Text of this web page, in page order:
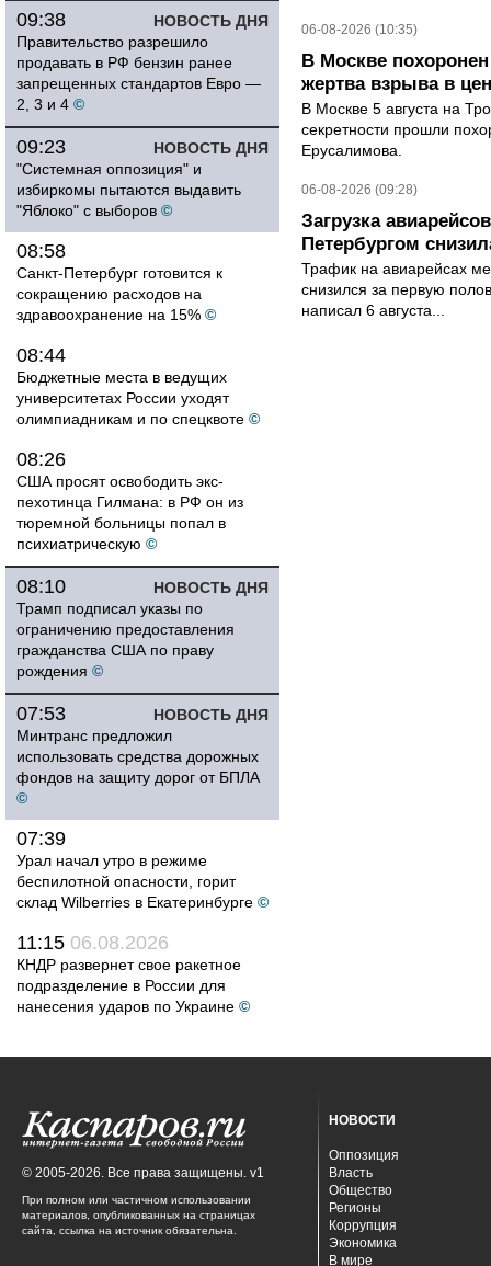
НОВОСТЬ ДНЯ
09:38
Правительство разрешило
продавать в РФ бензин ранее
запрещенных стандартов Евро —
2, 3 и 4 ©
НОВОСТЬ ДНЯ
09:23
"Системная оппозиция" и
избиркомы пытаются выдавить
"Яблоко" с выборов ©
08:58
Санкт-Петербург готовится к
сокращению расходов на
здравоохранение на 15% ©
08:44
Бюджетные места в ведущих
университетах России уходят
олимпиадникам и по спецквоте ©
08:26
США просят освободить экс-
пехотинца Гилмана: в РФ он из
тюремной больницы попал в
психиатрическую ©
НОВОСТЬ ДНЯ
08:10
Трамп подписал указы по
ограничению предоставления
гражданства США по праву
рождения ©
НОВОСТЬ ДНЯ
07:53
Минтранс предложил
использовать средства дорожных
фондов на защиту дорог от БПЛА
©
07:39
Урал начал утро в режиме
беспилотной опасности, горит
склад Wilberries в Екатеринбурге ©
11:15 06.08.2026
КНДР развернет свое ракетное
подразделение в России для
нанесения ударов по Украине ©
06-08-2026 (10:35)
В Москве
жертва взрыва в
В Москве 5 августа на
секретности прошли
Ерусалимова.
06-08-2026 (09:28)
Загрузка
Петербургом
Трафик на авиарейсах
снизился за первую
написал 6 августа...
© 2005-2026. Все права защищены. v1
При полном или частичном использовании
материалов, опубликованных на страницах
сайта, ссылка на источник обязательна.
НОВОСТИ
Оппозиция
Власть
Общество
Регионы
Коррупция
Экономика
В мире